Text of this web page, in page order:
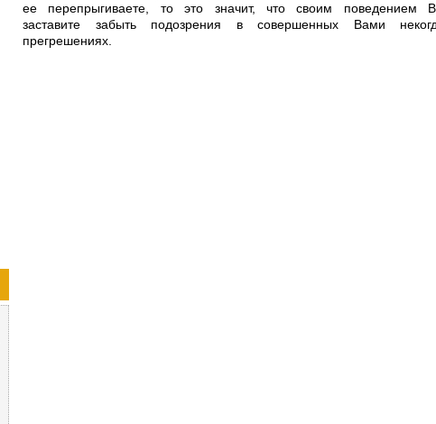
ее перепрыгиваете, то это значит, что своим поведением
заставите забыть подозрения в совершенных Вами
прегрешениях.